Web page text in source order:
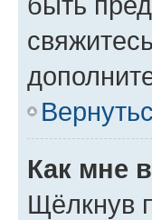
Как мне
Щёлкнув